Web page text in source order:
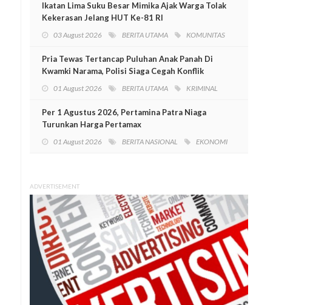
Ikatan Lima Suku Besar Mimika Ajak Warga Tolak
Kekerasan Jelang HUT Ke-81 RI
03 August 2026 BERITA UTAMA KOMUNITAS
Pria Tewas Tertancap Puluhan Anak Panah Di
Kwamki Narama, Polisi Siaga Cegah Konflik
01 August 2026 BERITA UTAMA KRIMINAL
Per 1 Agustus 2026, Pertamina Patra Niaga
Turunkan Harga Pertamax
01 August 2026 BERITA NASIONAL EKONOMI
ADVERTISEMENT